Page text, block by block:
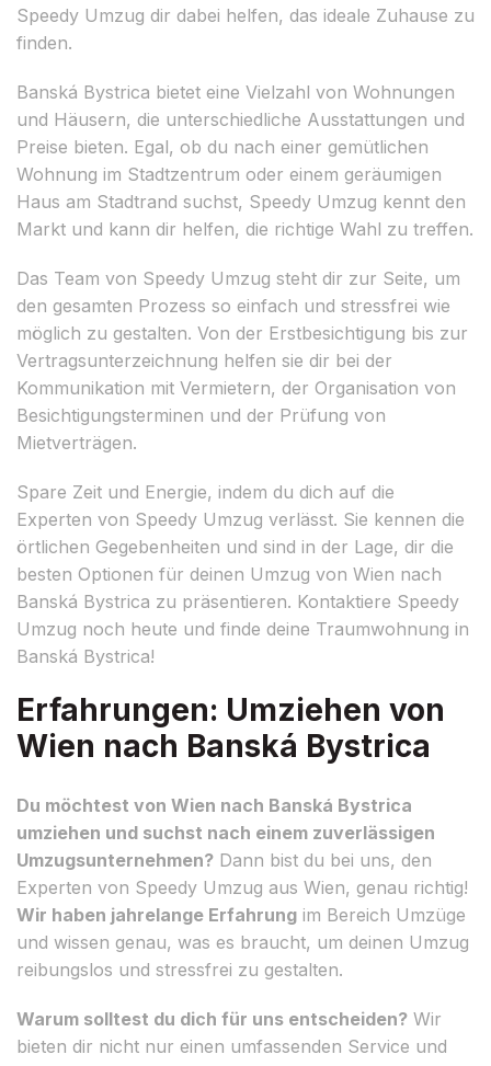
Speedy Umzug dir dabei helfen, das ideale Zuhause zu
finden.
Banská Bystrica bietet eine Vielzahl von Wohnungen
und Häusern, die unterschiedliche Ausstattungen und
Preise bieten. Egal, ob du nach einer gemütlichen
Wohnung im Stadtzentrum oder einem geräumigen
Haus am Stadtrand suchst, Speedy Umzug kennt den
Markt und kann dir helfen, die richtige Wahl zu treffen.
Das Team von Speedy Umzug steht dir zur Seite, um
den gesamten Prozess so einfach und stressfrei wie
möglich zu gestalten. Von der Erstbesichtigung bis zur
Vertragsunterzeichnung helfen sie dir bei der
Kommunikation mit Vermietern, der Organisation von
Besichtigungsterminen und der Prüfung von
Mietverträgen.
Spare Zeit und Energie, indem du dich auf die
Experten von Speedy Umzug verlässt. Sie kennen die
örtlichen Gegebenheiten und sind in der Lage, dir die
besten Optionen für deinen Umzug von Wien nach
Banská Bystrica zu präsentieren. Kontaktiere Speedy
Umzug noch heute und finde deine Traumwohnung in
Banská Bystrica!
Erfahrungen: Umziehen von
Wien nach Banská Bystrica
Du möchtest von Wien nach Banská Bystrica
umziehen und suchst nach einem zuverlässigen
Umzugsunternehmen? Dann bist du bei uns, den
Experten von Speedy Umzug aus Wien, genau richtig!
Wir haben jahrelange Erfahrung im Bereich Umzüge
und wissen genau, was es braucht, um deinen Umzug
reibungslos und stressfrei zu gestalten.
Warum solltest du dich für uns entscheiden? Wir
bieten dir nicht nur einen umfassenden Service und